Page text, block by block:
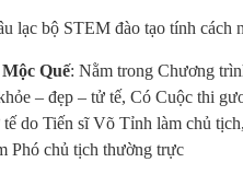
lạc bộ STEM đào tạo tính cách
Quế: Nằm trong Chương
– đẹp – tử tế, Có Cuộc thi
tế do Tiến sĩ Võ Tỉnh làm chủ
Phó chủ tịch thường trực